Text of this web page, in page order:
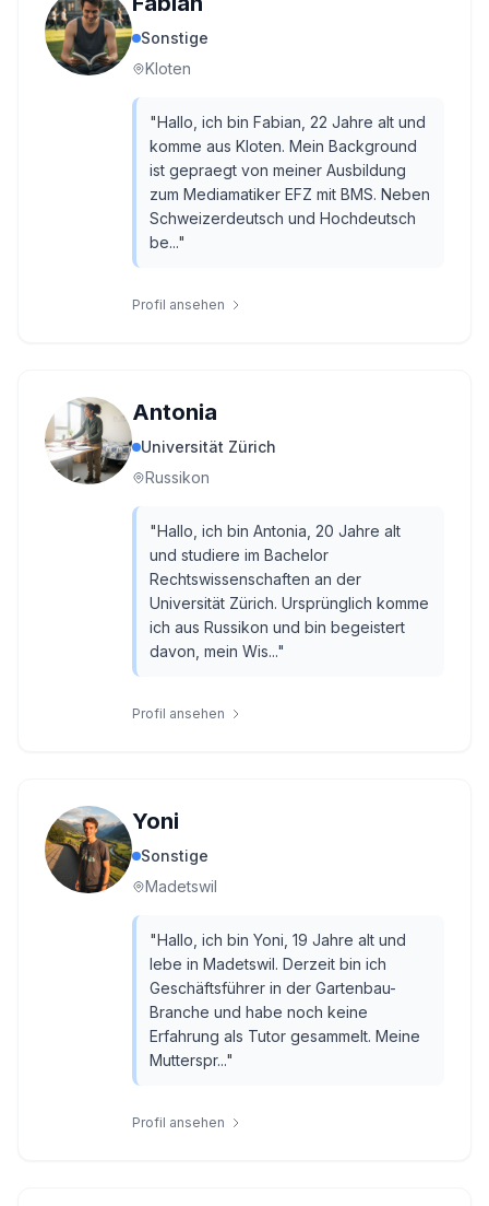
Sonstige
Kloten
"Hallo, ich bin Fabian, 22 Jahre alt und
komme aus Kloten. Mein Background
ist gepraegt von meiner Ausbildung
zum Mediamatiker EFZ mit BMS. Neben
Schweizerdeutsch und Hochdeutsch
be..."
Profil ansehen
Antonia
Universität Zürich
Russikon
"Hallo, ich bin Antonia, 20 Jahre alt
und studiere im Bachelor
Rechtswissenschaften an der
Universität Zürich. Ursprünglich komme
ich aus Russikon und bin begeistert
davon, mein Wis..."
Profil ansehen
Yoni
Sonstige
Madetswil
"Hallo, ich bin Yoni, 19 Jahre alt und
lebe in Madetswil. Derzeit bin ich
Geschäftsführer in der Gartenbau-
Branche und habe noch keine
Erfahrung als Tutor gesammelt. Meine
Mutterspr..."
Profil ansehen